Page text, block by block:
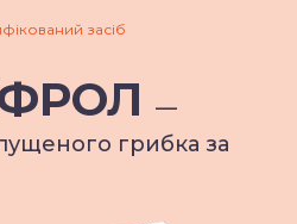
засіб
—
грибка за